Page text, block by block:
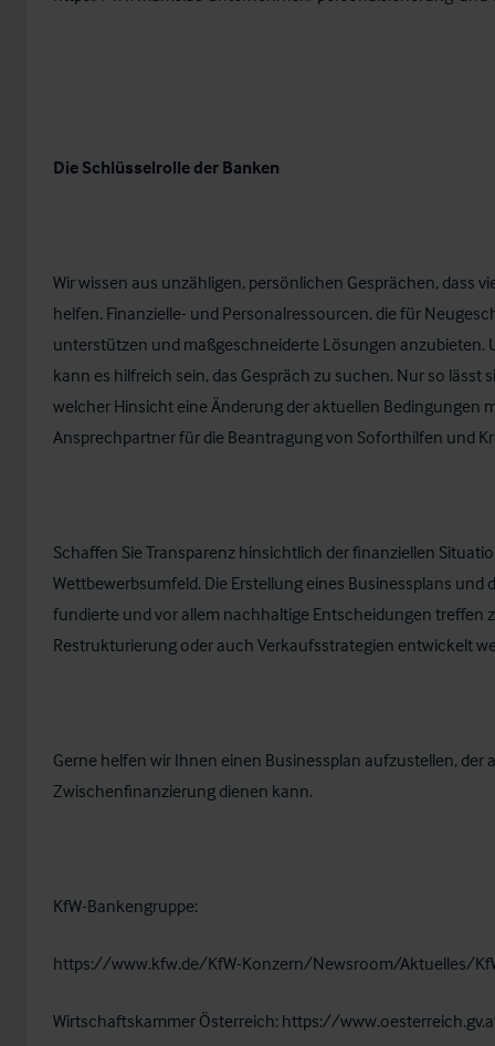
Die Schlüsselrolle der Banken
Wir wissen aus unzähligen, persönlichen Gesprächen, dass
helfen. Finanzielle- und Personalressourcen, die für
unterstützen und maßgeschneiderte Lösungen anzubieten.
kann es hilfreich sein, das Gespräch zu suchen. Nur so
welcher Hinsicht eine Änderung der aktuellen Bedingungen
Ansprechpartner für die Beantragung von Soforthilfen und
Schaffen Sie Transparenz hinsichtlich der finanziellen
Wettbewerbsumfeld. Die Erstellung eines Businessplans
fundierte und vor allem nachhaltige Entscheidungen treffen
Restrukturierung oder auch Verkaufsstrategien entwickelt
Gerne helfen wir Ihnen einen Businessplan aufzustellen,
Zwischenfinanzierung dienen kann.
KfW-Bankengruppe:
https://www.kfw.de/KfW-Konzern/Newsroom/Aktuelles/
Wirtschaftskammer Österreich: https://